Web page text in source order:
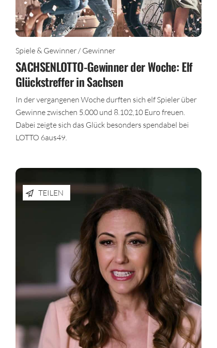
Spiele & Gewinner / Gewinner
SACHSENLOTTO-Gewinner der Woche: Elf
Glückstreffer in Sachsen
In der vergangenen Woche durften sich elf Spieler über
Gewinne zwischen 5.000 und 8.102,10 Euro freuen.
Dabei zeigte sich das Glück besonders spendabel bei
LOTTO 6aus49.
TEILEN